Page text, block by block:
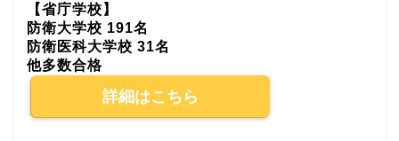
【省庁学校】
防衛大学校 191名
防衛医科大学校 31名
他多数合格
詳細はこちら